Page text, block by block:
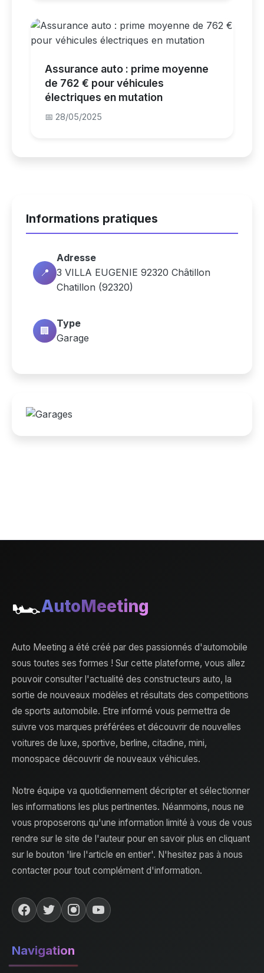
Assurance auto : prime moyenne
de 762 € pour véhicules
électriques en mutation
📅 28/05/2025
Informations pratiques
📍
Adresse
3 VILLA EUGENIE 92320 Châtillon
Chatillon (92320)
🏢
Type
Garage
🏎️AutoMeeting
Auto Meeting a été créé par des passionnés d'automobile
sous toutes ses formes ! Sur cette plateforme, vous allez
pouvoir consulter l'actualité des constructeurs auto, la
sortie de nouveaux modèles et résultats des competitions
de sports automobile. Etre informé vous permettra de
suivre vos marques préférées et découvrir de nouvelles
voitures de luxe, sportive, berline, citadine, mini,
monospace découvrir de nouveaux véhicules.
Notre équipe va quotidiennement décripter et sélectionner
les informations les plus pertinentes. Néanmoins, nous ne
vous proposerons qu'une information limité à vous de vous
rendre sur le site de l'auteur pour en savoir plus en cliquant
sur le bouton 'lire l'article en entier'. N'hesitez pas à nous
contacter pour tout complément d'information.
Navigation